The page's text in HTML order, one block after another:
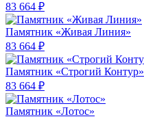
83 664 ₽
Памятник «Живая Линия»
83 664 ₽
Памятник «Строгий Контур»
83 664 ₽
Памятник «Лотос»